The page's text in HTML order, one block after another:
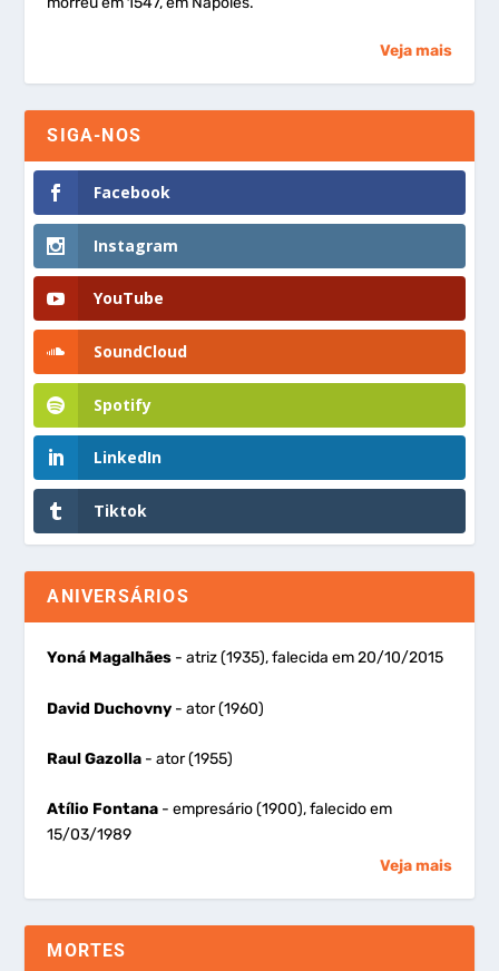
Veja mais
SIGA-NOS
Facebook
Instagram
YouTube
SoundCloud
Spotify
LinkedIn
Tiktok
ANIVERSÁRIOS
Yoná Magalhães - atriz (1935), falecida em 20/10/2015
David Duchovny - ator (1960)
Raul Gazolla - ator (1955)
Atílio Fontana - empresário (1900), falecido em
15/03/1989
Veja mais
MORTES